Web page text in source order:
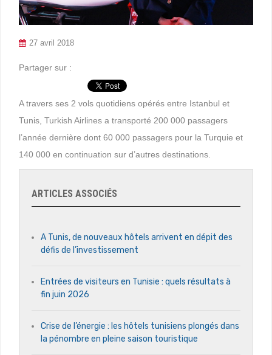
27 avril 2018
Partager sur :
A travers ses 2 vols quotidiens opérés entre Istanbul et
Tunis, Turkish Airlines a transporté 200 000 passagers
l’année dernière dont 60 000 passagers pour la Turquie et
140 000 en continuation sur d’autres destinations.
ARTICLES ASSOCIÉS
A Tunis, de nouveaux hôtels arrivent en dépit des
défis de l’investissement
Entrées de visiteurs en Tunisie : quels résultats à
fin juin 2026
Crise de l’énergie : les hôtels tunisiens plongés dans
la pénombre en pleine saison touristique